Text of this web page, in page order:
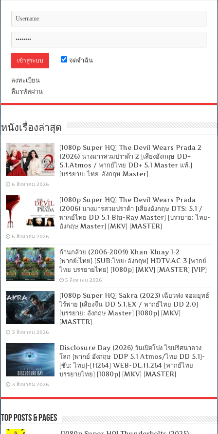
อังกฤษ
+
Master]
[บรรยาย:
ซับ
ชัด]
[MKV]
จดจำฉัน
ลงทะเบียน
ลืมรหัสผ่าน
หนังเรื่องล่าสุด
[1080p Super HQ] The Devil Wears Prada 2
(2026) นางมารสวมปราด้า 2 [เสียงอังกฤษ DD+
5.1.Atmos / พากย์ไทย DD+ 5.1 Master แท้.]
[บรรยาย: ไทย-อังกฤษ Master]
6 สิงหาคม 2026
[1080p Super HQ] The Devil Wears Prada
(2006) นางมารสวมปราด้า [เสียงอังกฤษ DTS: 5.1 /
พากย์ไทย DD 5.1 Blu-Ray Master] [บรรยาย: ไทย-
อังกฤษ Master] [MKV] [MASTER]
6 สิงหาคม 2026
ก้านกล้วย (2006-2009) Khan Kluay 1-2
[พากย์:ไทย] [SUB:ไทย+อังกฤษ] HDTV.AC-3 [พากย์
ไทย บรรยายไทย] [1080p] [MKV] [MASTER] [VIP]
5 สิงหาคม 2026
[1080p Super HQ] Sakra (2023) เฉียวฟง จอมยุทธ์
ไร้พ่าย [เสียงจีน DD 5.1.EX / พากย์ไทย DD 2.0]
[บรรยาย: อังกฤษ Master] [1080p] [MKV]
[MASTER]
3 สิงหาคม 2026
Disclosure Day (2026) วันเปิดโปง ไขปริศนาลวง
โลก [พากย์ อังกฤษ DDP 5.1 Atmos/ไทย DD 5.1]-
[ซับ: ไทย]-[H264] WEB-DL.H.264 [พากย์ไทย
บรรยายไทย] [1080p] [MKV] [MASTER]
3 สิงหาคม 2026
Top Posts & Pages